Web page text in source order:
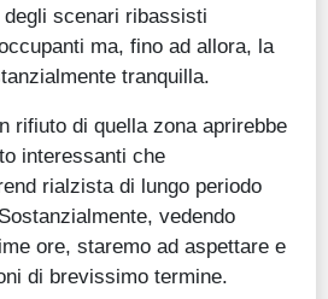
scenari ribassisti
ma, fino ad allora, la
tranquilla.
rifiuto di quella zona aprirebbe
interessanti che
rialzista di lungo periodo
vedendo
ore, staremo ad aspettare e
di brevissimo termine.